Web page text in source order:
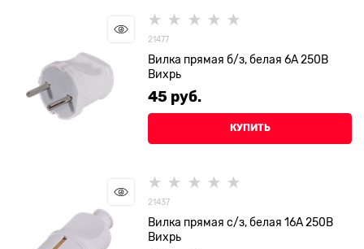
21477
Вилка прямая б/з, белая 6А 250В
Вихрь
45 руб.
КУПИТЬ
21437
Вилка прямая с/з, белая 16А 250В
Вихрь